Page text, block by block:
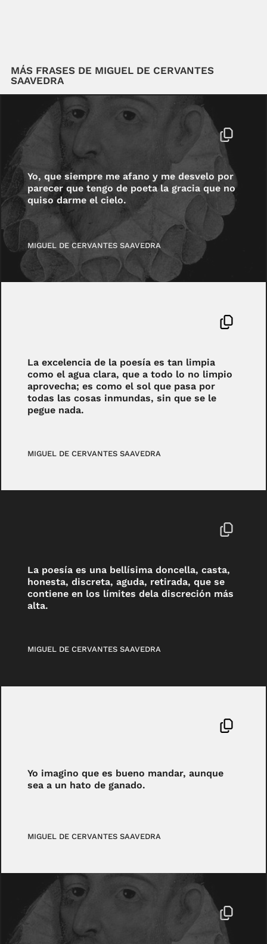
MÁS FRASES DE MIGUEL DE CERVANTES
SAAVEDRA
Yo, que siempre me afano y me desvelo por
parecer que tengo de poeta la gracia que no
quiso darme el cielo.
MIGUEL DE CERVANTES SAAVEDRA
La excelencia de la poesía es tan limpia
como el agua clara, que a todo lo no limpio
aprovecha; es como el sol que pasa por
todas las cosas inmundas, sin que se le
pegue nada.
MIGUEL DE CERVANTES SAAVEDRA
La poesía es una bellísima doncella, casta,
honesta, discreta, aguda, retirada, que se
contiene en los límites dela discreción más
alta.
MIGUEL DE CERVANTES SAAVEDRA
Yo imagino que es bueno mandar, aunque
sea a un hato de ganado.
MIGUEL DE CERVANTES SAAVEDRA